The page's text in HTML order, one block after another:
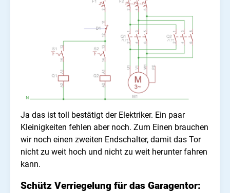
Ja das ist toll bestätigt der Elektriker. Ein paar
Kleinigkeiten fehlen aber noch. Zum Einen brauchen
wir noch einen zweiten Endschalter, damit das Tor
nicht zu weit hoch und nicht zu weit herunter fahren
kann.
Schütz Verriegelung für das Garagentor: